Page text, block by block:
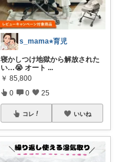
s_mama⭐︎育児
寝かしつけ地獄から解放された
い…😭 オート ...
￥ 85,800
0 0 25
コレ いいね